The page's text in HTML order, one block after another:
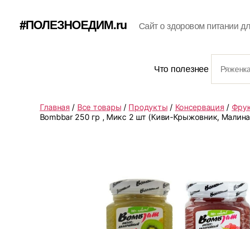
#ПОЛЕЗНОЕДИМ.ru Сайт о здоровом питании
Что полезнее
Главная / Все товары / Продукты / Консервация /
Bombbar 250 гр , Микс 2 шт (Киви-Крыжовник,